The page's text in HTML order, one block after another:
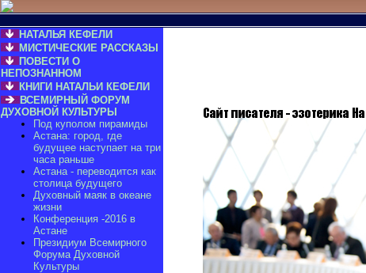
НАТАЛЬЯ КЕФЕЛИ
МИСТИЧЕСКИЕ РАССКАЗЫ
ПОВЕСТИ О
НЕПОЗНАННОМ
КНИГИ НАТАЛЬИ КЕФЕЛИ
ВСЕМИРНЫЙ ФОРУМ
ДУХОВНОЙ КУЛЬТУРЫ
Под куполом пирамиды
Астана: город, где
будущее наступает на три
часа раньше
Астана - переводится как
столица будущего
Духовный маяк в океане
жизни
Конференция -2016 в
Астане
Президиум Всемирного
Форума Духовной
Культуры